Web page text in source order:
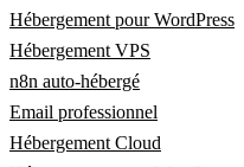
Hébergement pour WordPress
Hébergement VPS
n8n auto-hébergé
Email professionnel
Hébergement Cloud